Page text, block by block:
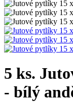
5 ks.
- bílý